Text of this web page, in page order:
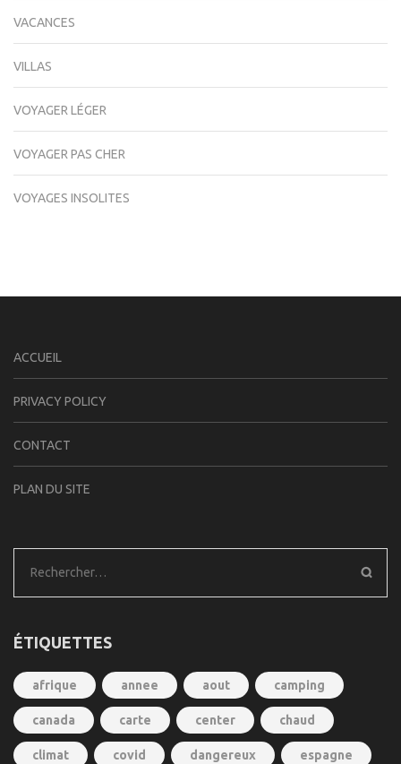
VACANCES
VILLAS
VOYAGER LÉGER
VOYAGER PAS CHER
VOYAGES INSOLITES
ACCUEIL
PRIVACY POLICY
CONTACT
PLAN DU SITE
Rechercher :
ÉTIQUETTES
afrique annee aout camping
canada carte center chaud
climat covid dangereux espagne